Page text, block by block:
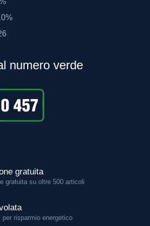
numero verde
gratuita
gratuita su oltre 500 articoli
per risparmio energetico